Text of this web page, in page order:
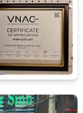
trải nghiệm trong
đã từng thất
dày dặn quý báo
Nam với tư cách là
tôi đạt được là